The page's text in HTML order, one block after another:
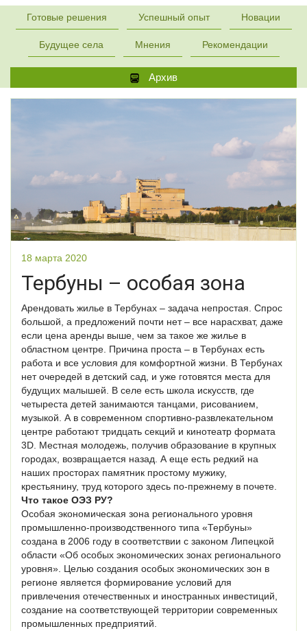
Готовые решения Успешный опыт Новации
Будущее села Мнения Рекомендации
Архив
18 марта 2020
Тербуны – особая зона
Арендовать жилье в Тербунах – задача непростая. Спрос
большой, а предложений почти нет – все нарасхват, даже
если цена аренды выше, чем за такое же жилье в
областном центре. Причина проста – в Тербунах есть
работа и все условия для комфортной жизни. В Тербунах
нет очередей в детский сад, и уже готовятся места для
будущих малышей. В селе есть школа искусств, где
четыреста детей занимаются танцами, рисованием,
музыкой. А в современном спортивно-развлекательном
центре работают тридцать секций и кинотеатр формата
3D. Местная молодежь, получив образование в крупных
городах, возвращается назад. А еще есть редкий на
наших просторах памятник простому мужику,
крестьянину, труд которого здесь по-прежнему в почете.
Что такое ОЭЗ РУ?
Особая экономическая зона регионального уровня
промышленно-производственного типа «Тербуны»
создана в 2006 году в соответствии с законом Липецкой
области «Об особых экономических зонах регионального
уровня». Целью создания особых экономических зон в
регионе является формирование условий для
привлечения отечественных и иностранных инвестиций,
создание на соответствующей территории современных
промышленных предприятий.